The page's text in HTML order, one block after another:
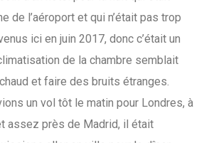
de l’aéroport et qui n’était pas trop
ici en juin 2017, donc c’était un
de la chambre semblait
et faire des bruits étranges.
un vol tôt le matin pour Londres, à
assez près de Madrid, il était